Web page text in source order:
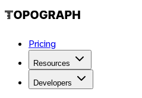
Pricing
Resources
Developers